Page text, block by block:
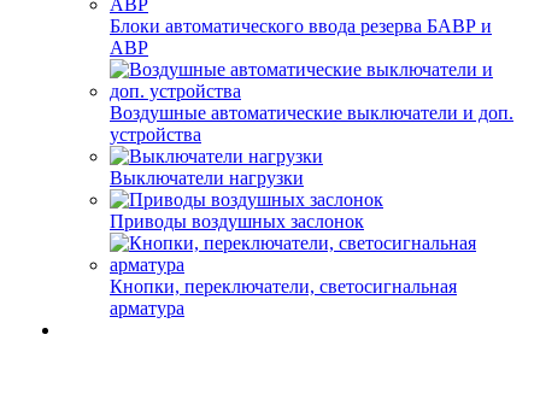
Блоки автоматического ввода резерва БАВР и
АВР
Воздушные автоматические выключатели и доп.
устройства
Выключатели нагрузки
Приводы воздушных заслонок
Кнопки, переключатели, светосигнальная
арматура